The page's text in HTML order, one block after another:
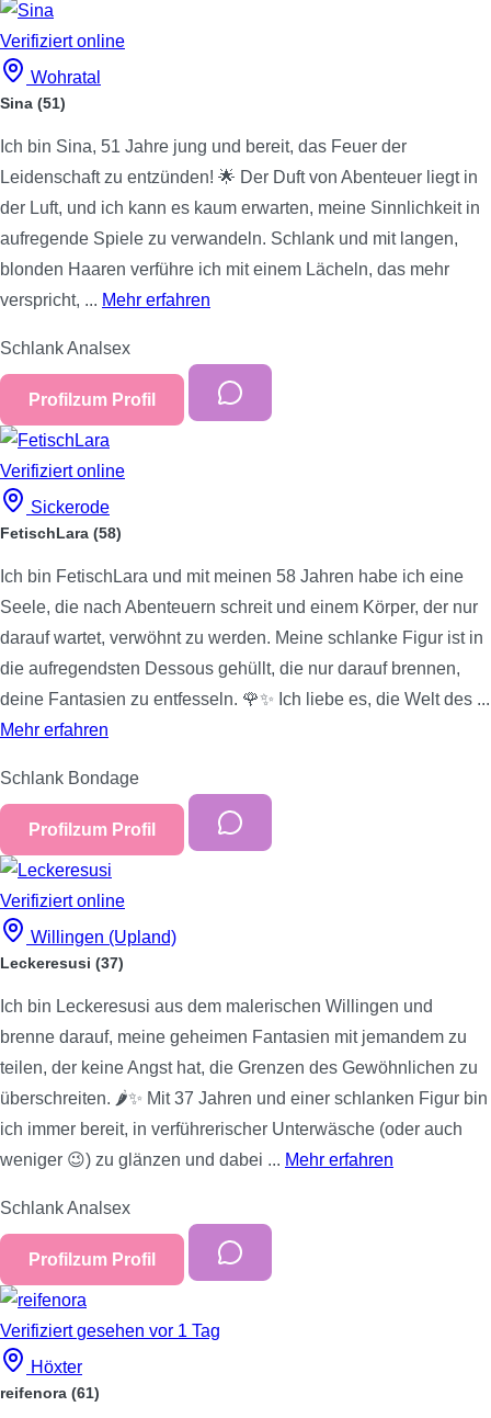
Verifiziertonline
Wohratal
Sina (51)
Ich bin Sina, 51 Jahre jung und bereit, das Feuer der
Leidenschaft zu entzünden! 🌟 Der Duft von Abenteuer liegt in
der Luft, und ich kann es kaum erwarten, meine Sinnlichkeit in
aufregende Spiele zu verwandeln. Schlank und mit langen,
blonden Haaren verführe ich mit einem Lächeln, das mehr
verspricht, ... Mehr erfahren
SchlankAnalsex
Profil zum Profil
Verifiziertonline
Sickerode
FetischLara (58)
Ich bin FetischLara und mit meinen 58 Jahren habe ich eine
Seele, die nach Abenteuern schreit und einem Körper, der nur
darauf wartet, verwöhnt zu werden. Meine schlanke Figur ist in
die aufregendsten Dessous gehüllt, die nur darauf brennen,
deine Fantasien zu entfesseln. 🌹✨ Ich liebe es, die Welt des ...
Mehr erfahren
Schlank Bondage
Profil zum Profil
Verifiziertonline
Willingen (Upland)
Leckeresusi (37)
Ich bin Leckeresusi aus dem malerischen Willingen und
brenne darauf, meine geheimen Fantasien mit jemandem zu
teilen, der keine Angst hat, die Grenzen des Gewöhnlichen zu
überschreiten. 🌶️✨ Mit 37 Jahren und einer schlanken Figur bin
ich immer bereit, in verführerischer Unterwäsche (oder auch
weniger 😉) zu glänzen und dabei ... Mehr erfahren
SchlankAnalsex
Profil zum Profil
Verifiziertgesehen vor 1 Tag
Höxter
reifenora (61)